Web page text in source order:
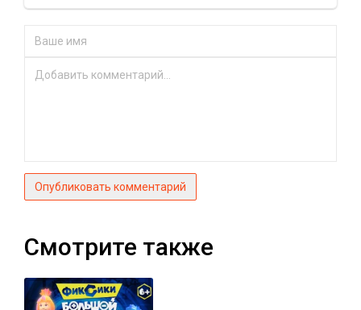
Опубликовать комментарий
Смотрите также